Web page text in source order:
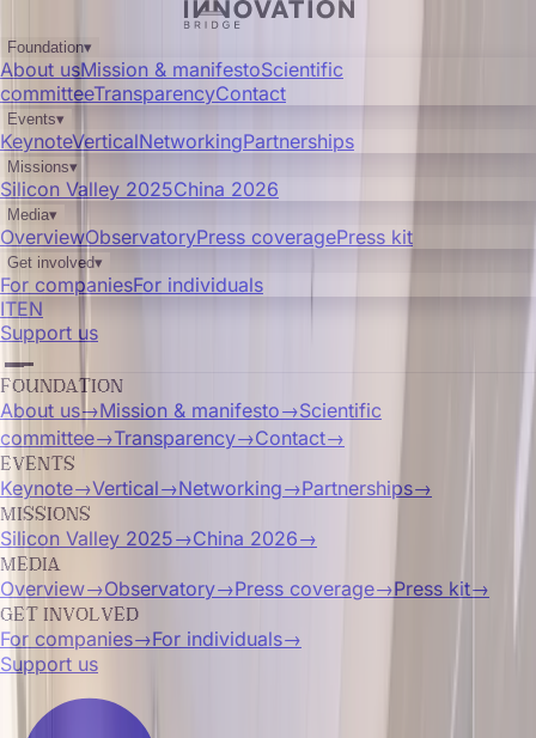
Foundation▾
About usMission & manifestoScientific
committeeTransparencyContact
Events▾
KeynoteVerticalNetworkingPartnerships
Missions▾
Silicon Valley 2025China 2026
Media▾
OverviewObservatoryPress coveragePress kit
Get involved▾
For companiesFor individuals
ITEN
Support us
FOUNDATION
About us→Mission & manifesto→Scientific
committee→Transparency→Contact→
EVENTS
Keynote→Vertical→Networking→Partnerships→
MISSIONS
Silicon Valley 2025→China 2026→
MEDIA
Overview→Observatory→Press coverage→Press kit→
GET INVOLVED
For companies→For individuals→
Support us